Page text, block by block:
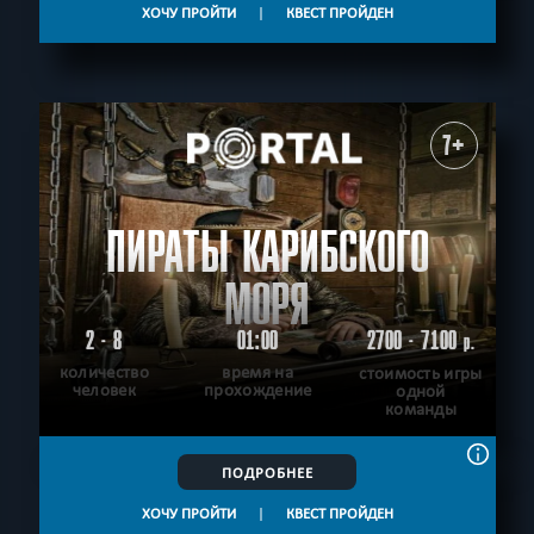
Ограбление
Победить драконов Science fiction
СБРОСИТЬ ФИЛЬТР ВСЕ КВЕСТЫ
ХОЧУ ПРОЙТИ | КВЕСТ ПРОЙДЕН
7+
ПИРАТЫ КАРИБСКОГО
МОРЯ
2 - 8
количество
человек
01:00
время на
прохождение
2700 - 7100р.
стоимость игры
одной
команды
ПОДРОБНЕЕ
ХОЧУ ПРОЙТИ | КВЕСТ ПРОЙДЕН